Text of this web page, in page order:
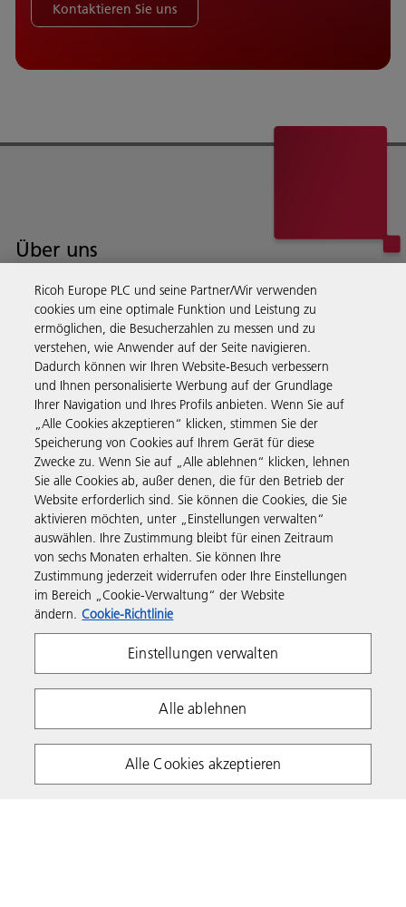
Kontaktieren Sie uns
Über uns
Ricoh bietet Services, Beratung, Software und Hardware für das
Dokumentenmanagement für Unternehmen auf der ganzen Welt.
Mehr erfahren
Business Solutions
Produkte & Services
Support & Kontakt
Informationen
Folgen Sie uns
Ricoh Europe PLC und seine Partner/Wir verwenden
cookies um eine optimale Funktion und Leistung zu
ermöglichen, die Besucherzahlen zu messen und zu
verstehen, wie Anwender auf der Seite navigieren.
Dadurch können wir Ihren Website-Besuch verbessern
und Ihnen personalisierte Werbung auf der Grundlage
Ihrer Navigation und Ihres Profils anbieten. Wenn Sie auf
„Alle Cookies akzeptieren“ klicken, stimmen Sie der
Speicherung von Cookies auf Ihrem Gerät für diese
Zwecke zu. Wenn Sie auf „Alle ablehnen“ klicken, lehnen
Sie alle Cookies ab, außer denen, die für den Betrieb der
Website erforderlich sind. Sie können die Cookies, die Sie
aktivieren möchten, unter „Einstellungen verwalten“
auswählen. Ihre Zustimmung bleibt für einen Zeitraum
von sechs Monaten erhalten. Sie können Ihre
Zustimmung jederzeit widerrufen oder Ihre Einstellungen
im Bereich „Cookie-Verwaltung“ der Website
ändern. Cookie-Richtlinie
Einstellungen verwalten
Alle ablehnen
Alle Cookies akzeptieren